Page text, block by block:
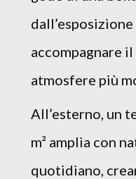
accompagnare
atmosfere più
All’esterno, un
m² amplia con
quotidiano,